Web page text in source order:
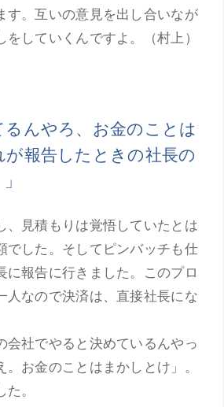
す。互いの意見を出し合いなが
をしていくんですよ。（村上）
るんやろ、お金のことは
報告したときの社長の
見積もりは覚悟していたとは
でした。そしてピンバッチも仕
に報告に行きました。このプロ
人なので決済は、直接社長にな
社でやると決めているんやっ
お金のことはまかしとけ」。
。